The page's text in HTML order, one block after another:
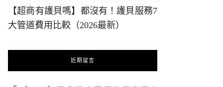
【超商有護貝嗎】都沒有！護貝服務7
大管道費用比較（2026最新）
近期留言